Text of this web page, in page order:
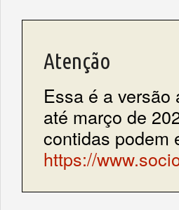
Atenção
Essa é a
até março de
contidas podem
https://